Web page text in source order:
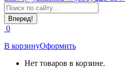
Страница
WhatsApp
открывается
в
новом
окне
Поиск:
0
В корзинуОформить
Нет товаров в корзине.